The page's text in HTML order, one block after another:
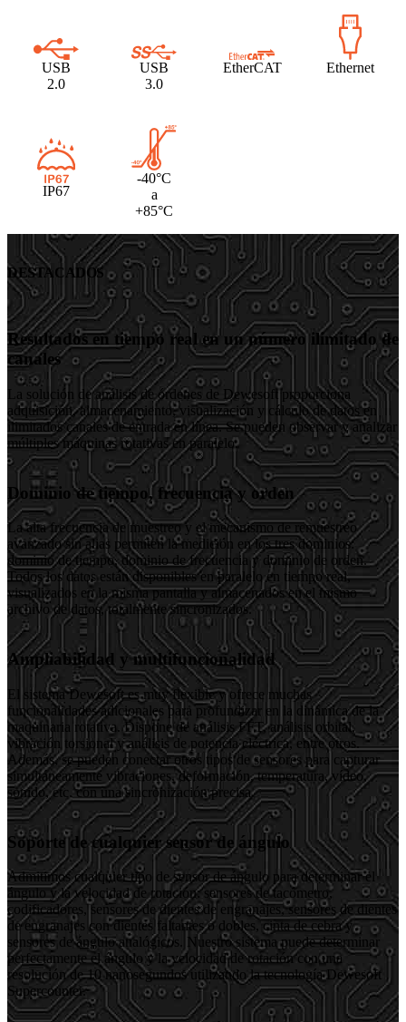
USB
2.0
USB
3.0
EtherCAT Ethernet
IP67
-40°C
a
+85°C
DESTACADOS
Resultados en tiempo real en un número ilimitado de
canales
La solución de análisis de órdenes de Dewesoft proporciona
adquisición, almacenamiento, visualización y cálculo de datos en
ilimitados canales de entrada en línea. Se pueden observar y analizar
múltiples máquinas rotativas en paralelo.
Dominio de tiempo, frecuencia y orden
La alta frecuencia de muestreo y el mecanismo de remuestreo
avanzado sin alias permiten la medición en los tres dominios:
dominio de tiempo, dominio de frecuencia y dominio de orden.
Todos los datos están disponibles en paralelo en tiempo real,
visualizados en la misma pantalla y almacenados en el mismo
archivo de datos, totalmente sincronizados.
Ampliabilidad y multifuncionalidad
El sistema Dewesoft es muy flexible y ofrece muchas
funcionalidades adicionales para profundizar en la dinámica de la
maquinaria rotativa. Dispone de análisis FFT, análisis orbital,
vibración torsional y análisis de potencia eléctrica, entre otros.
Además, se pueden conectar otros tipos de sensores para capturar
simultáneamente vibraciones, deformación, temperatura, vídeo,
sonido, etc. con una sincronización precisa.
Soporte de cualquier sensor de ángulo
Admitimos cualquier tipo de sensor de ángulo para determinar el
ángulo y la velocidad de rotación: sensores de tacómetro,
codificadores, sensores de dientes de engranajes, sensores de dientes
de engranajes con dientes faltantes o dobles, cinta de cebra y
sensores de ángulo analógicos. Nuestro sistema puede determinar
perfectamente el ángulo y la velocidad de rotación con una
resolución de 10 nanosegundos utilizando la tecnología Dewesoft
Supercounter.